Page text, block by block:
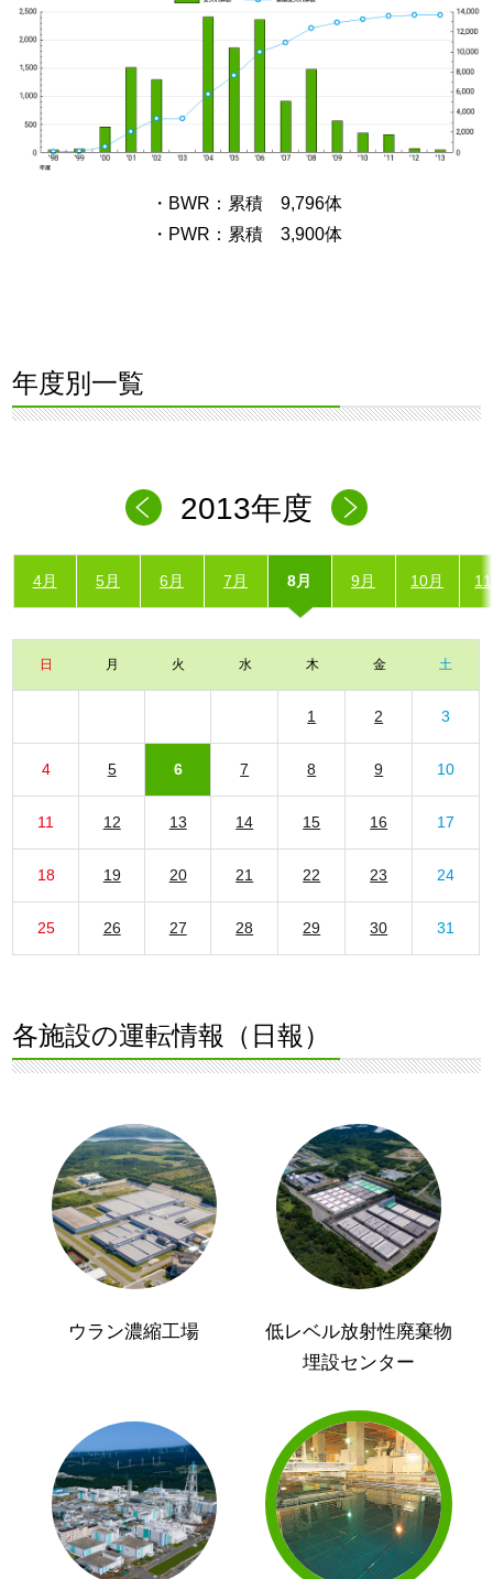
・BWR：累積 9,796体
・PWR：累積 3,900体
年度別一覧
2013年度
4月 5月 6月 7月 8月 9月 10月
日 月 火 水 木 金 土
1 2 3
4 5 6 7 8 9 10
11 12 13 14 15 16 17
18 19 20 21 22 23 24
25 26 27 28 29 30 31
各施設の運転情報（日報）
ウラン濃縮工場
低レベル放射性廃棄物
埋設センター